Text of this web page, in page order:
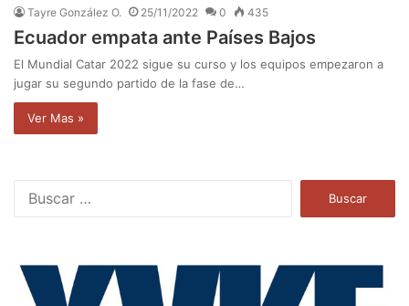
Tayre González O. 25/11/2022 0 435
Ecuador empata ante Países Bajos
El Mundial Catar 2022 sigue su curso y los equipos empezaron a
jugar su segundo partido de la fase de…
Ver Mas »
a